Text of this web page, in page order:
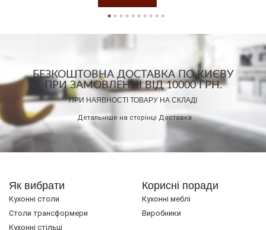
БЕЗКОШТОВНА ДОСТАВКА ПО КИЄВУ
ПРИ ЗАМОВЛЕННІ ВІД 10000 ГРН.
ПРИ НАЯВНОСТІ ТОВАРУ НА СКЛАДІ
Детальніше на сторінці Доставка
Як вибрати
Кухонні столи
Cтоли трансформери
Кухонні стільці
Корисні поради
Кухонні меблі
Виробники